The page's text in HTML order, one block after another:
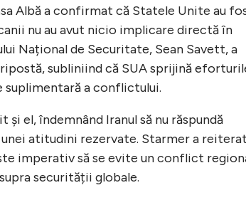
Albă a confirmat că Statele Unite au
nu au avut nicio implicare directă în
Național de Securitate, Sean Savett, a
subliniind că SUA sprijină
suplimentară a conflictului.
el, îndemnând Iranul să nu răspundă
atitudini rezervate. Starmer a
imperativ să se evite un conflict
securității globale.